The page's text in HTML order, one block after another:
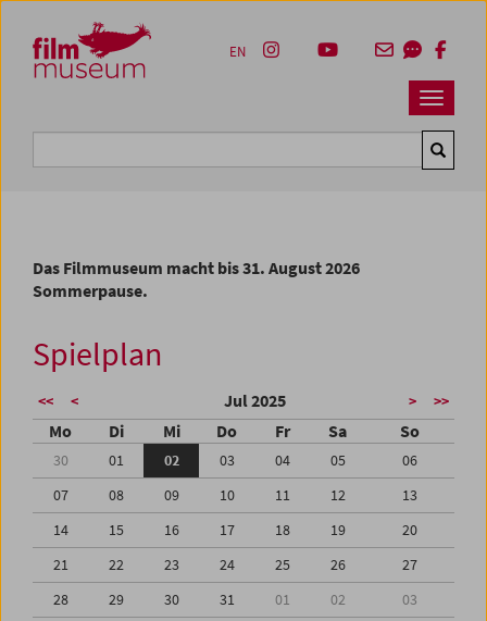
Zum Inhalt
Zum Hauptmenü
Zur Servicenavigation
Zum Suche
Navbar
EN
Das Filmmuseum macht bis 31. August 2026
Sommerpause.
Spielplan
<< < Jul 2025 > >>
Mo Di Mi Do Fr Sa So
30 01 02 03 04 05
06
07
08 09 10 11 12
13
14
15 16 17 18 19
20
21
22 23 24 25 26
27
28
29 30 31 01 02
03